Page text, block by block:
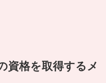
資格を取得するメ